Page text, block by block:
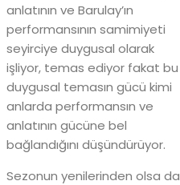
anlatının ve Barulay’ın
performansının samimiyeti
seyirciye duygusal olarak
işliyor, temas ediyor fakat bu
duygusal temasın gücü kimi
anlarda performansın ve
anlatının gücüne bel
bağlandığını düşündürüyor.
Sezonun yenilerinden olsa da